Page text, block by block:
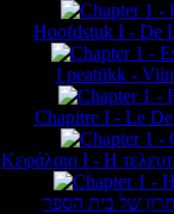
Hoofdstuk I - De
I peatükk -
Chapitre I - Le
Κεφάλαιο Ι - Η
של בית הספר